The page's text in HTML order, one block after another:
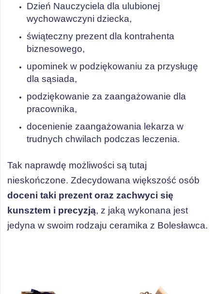
Dzień Nauczyciela dla ulubionej
wychowawczyni dziecka,
świąteczny prezent dla kontrahenta
biznesowego,
upominek w podziękowaniu za przysługę
dla sąsiada,
podziękowanie za zaangażowanie dla
pracownika,
docenienie zaangażowania lekarza w
trudnych chwilach podczas leczenia.
Tak naprawdę możliwości są tutaj
nieskończone. Zdecydowana większość osób
doceni taki prezent oraz zachwyci się
kunsztem i precyzją, z jaką wykonana jest
jedyna w swoim rodzaju ceramika z Bolesławca.